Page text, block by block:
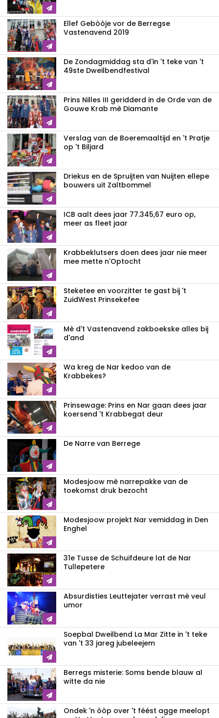
Ellef Gebòòje vor de Berregse
Vastenavend 2019
De Zondagmiddag sta d'in 't teke van 't
49ste Dweilbendfestival
Prins Nilles III geridderd in de Orde van de
Gouwe Krab mè Diamante
Verslag van de Boeremaaltijd en 't Pratje
op 't Biljard
Driekus en de Spruijten van Nuijten ellepe
bouwers uit Zaltbommel
ICB aalt dees jaar 77.345,67 euro op,
meer as fleet jaar
Krabbeklutsers doen dees jaar nie meer
mee mette n'Optocht
Steketee en voorzitter te gast bij 't
ZuidWest Prinsekefee
Mè d't Vastenavend zakboekske alles bij
d'and
Wa kreg de Nar kedoo van de
Krabbekes?
Prinsewage: Prins en Nar gaan dees jaar
koersend 't Krabbegat deur
De Narre van Berrege
Modesjoow mè narrepakke van de
toekomst druk bezocht
Modesjoow projekt Nar vemiddag in Den
Enghel
31e Tusse de Schuifdeure lat de Nar
Tullepetere
Absurdisties Leuttejater verrast mè veul
umor
Soepbal Dweilbend La Mar Zitte in 't teke
van 't 33 jareg jubeleejem
Berregs misterie: Soms bende blauw al
witte da nie
Ondek 'n òòp over 't féést agge meelopt